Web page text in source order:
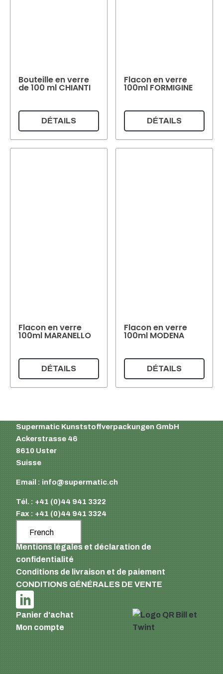
Bouteille en verre
de 100 ml CHIANTI
DÉTAILS
Flacon en verre
100ml FORMIGINE
DÉTAILS
Flacon en verre
100ml MARANELLO
DÉTAILS
Flacon en verre
100ml MODENA
DÉTAILS
Supermatic Kunststoffverpackungen GmbH
Ackerstrasse 46
8610 Uster
Suisse
Email : info@supermatic.ch
Tél. : +41 (0)44 941 3322
Fax : +41 (0)44 941 3324
French
Mentions légales et déclaration de
confidentialité
Conditions de livraison et de paiement
CONDITIONS GÉNÉRALES DE VENTE
Panier d'achat
Mon compte